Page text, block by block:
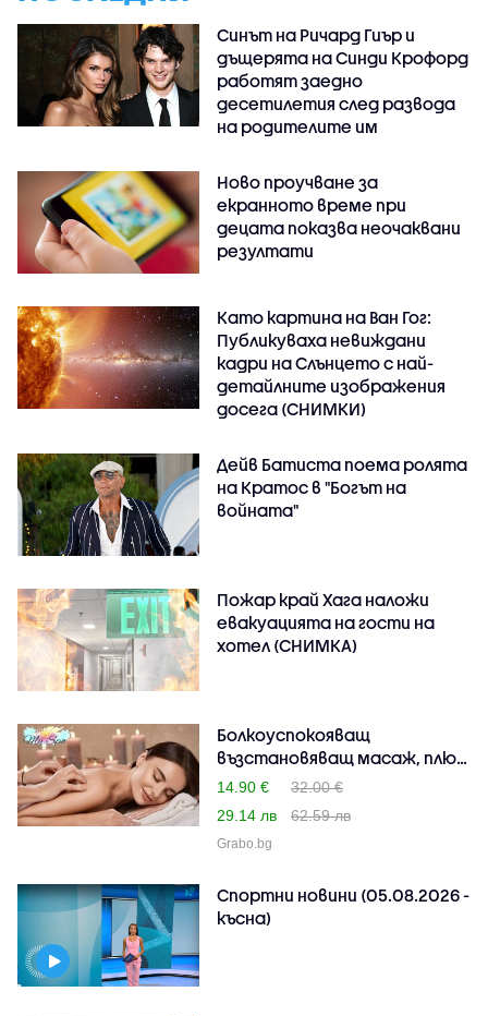
Синът на Ричард Гиър и
дъщерята на Синди Крофорд
работят заедно
десетилетия след развода
на родителите им
Ново проучване за
екранното време при
децата показва неочаквани
резултати
Като картина на Ван Гог:
Публикуваха невиждани
кадри на Слънцето с най-
детайлните изображения
досега (СНИМКИ)
Дейв Батиста поема ролята
на Кратос в "Богът на
войната"
Пожар край Хага наложи
евакуацията на гости на
хотел (СНИМКА)
Болкоуспокояващ
възстановяващ масаж, плюс
ре..
14.90 €
32.00 €
29.14 лв
62.59 лв
Grabo.bg
Спортни новини (05.08.2026 -
късна)